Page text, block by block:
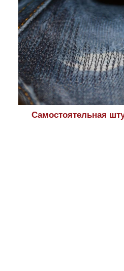
Самостоятельная